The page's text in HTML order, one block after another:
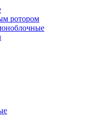
ротором